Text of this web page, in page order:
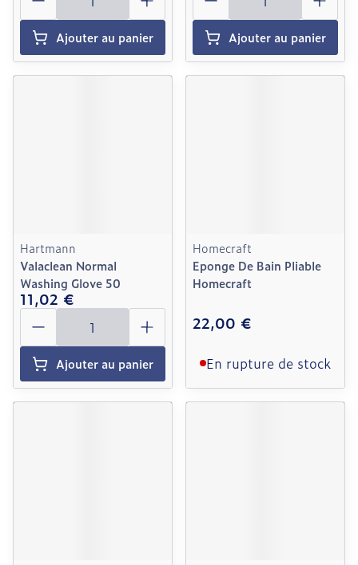
Ajouter au panier Ajouter au panier
Hartmann
Valaclean Normal
Washing Glove 50
11,02 €
Quantité
Ajouter au panier
Homecraft
Eponge De Bain Pliable
Homecraft
22,00 €
En rupture de stock